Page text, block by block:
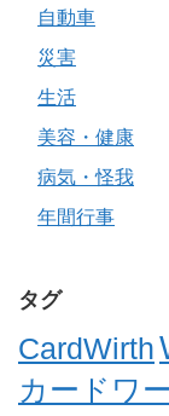
自動車
災害
生活
美容・健康
病気・怪我
年間行事
タグ
CardWirth
カードワ